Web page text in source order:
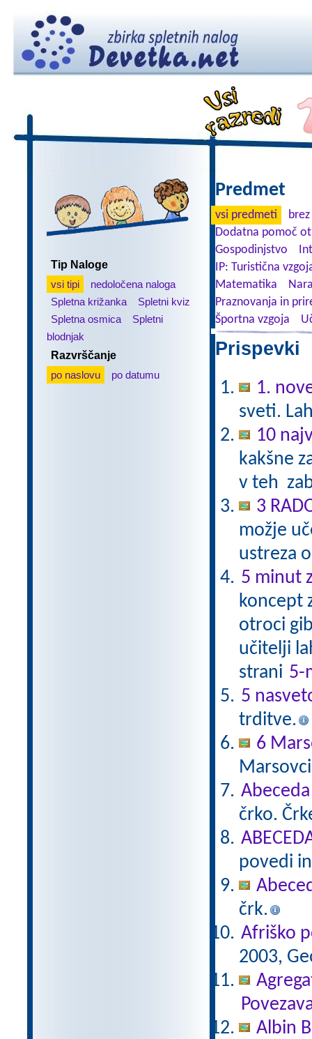
Tip Naloge
vsi tipi
nedoločena naloga
Spletna križanka
Spletni kviz
Spletna osmica
Spletni
blodnjak
Razvrščanje
po naslovu
po datumu
Predmet
vsi predmeti
Dodatna pomoč
Gospodinjstvo
IP: Turistična
Matematika
Praznovanja in
Športna vzgoja
Prispevki
1.
sveti.
10
kakšne
v teh
3
možje
ustreza
5 minut
koncept
otroci
učitelji
strani 5-
5
trditve.
6
Abeceda
črko.
povedi
črk.
Afriško
2003,
Albin